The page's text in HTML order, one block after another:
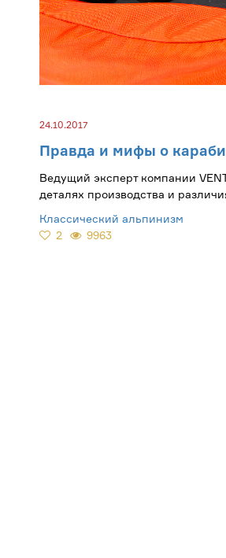
24.10.2017
Правда и мифы о
Ведущий эксперт компании
деталях производства и
Классический альпинизм
2
9963